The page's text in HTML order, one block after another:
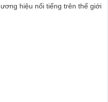
hiệu nổi tiếng trên thế giới